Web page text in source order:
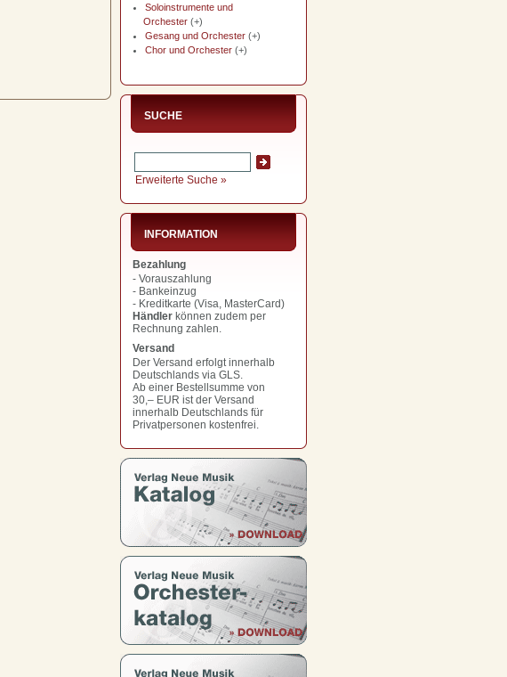
Soloinstrumente und
Orchester (+)
Gesang und Orchester (+)
Chor und Orchester (+)
SUCHE
Erweiterte Suche »
INFORMATION
Bezahlung
- Vorauszahlung
- Bankeinzug
- Kreditkarte (Visa, MasterCard)
Händler können zudem per
Rechnung zahlen.
Versand
Der Versand erfolgt innerhalb
Deutschlands via GLS.
Ab einer Bestellsumme von
30,– EUR ist der Versand
innerhalb Deutschlands für
Privatpersonen kostenfrei.